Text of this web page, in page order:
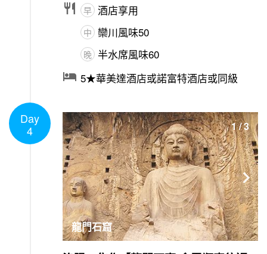
 早 酒店享用
中 欒川風味50
晚 半水席風味60
 5★華美達酒店或諾富特酒店或同級
Day
4
龍門石窟
1/3
